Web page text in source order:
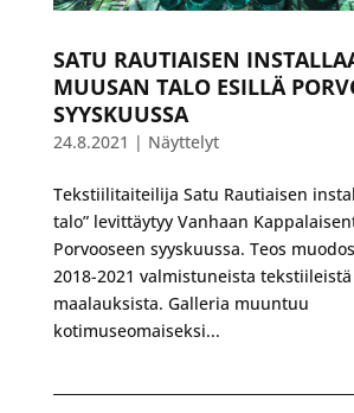
SATU RAUTIAISEN
MUUSAN TALO ESILLÄ
SYYSKUUSSA
24.8.2021 | Näyttelyt
Tekstiilitaiteilija Satu Rautiaisen
talo” levittäytyy Vanhaan
Porvooseen syyskuussa. Teos
2018-2021 valmistuneista
maalauksista. Galleria muuntuu
kotimuseomaiseksi...